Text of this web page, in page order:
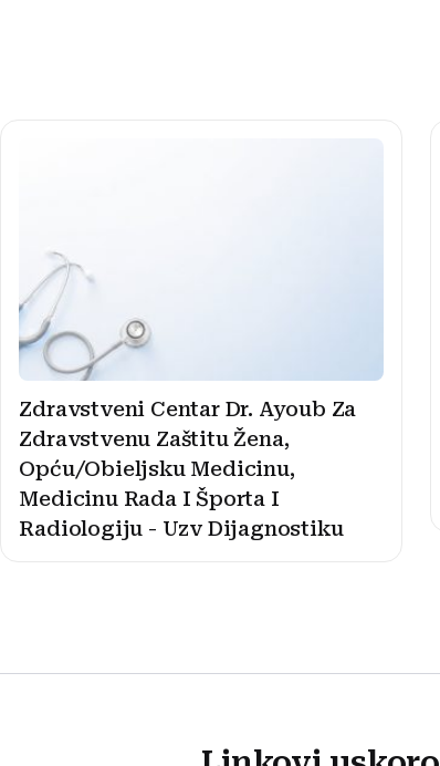
Zdravstveni Centar Dr. Ayoub Za
Zdravstvenu Zaštitu Žena,
Opću/Obieljsku Medicinu,
Medicinu Rada I Športa I
Radiologiju - Uzv Dijagnostiku